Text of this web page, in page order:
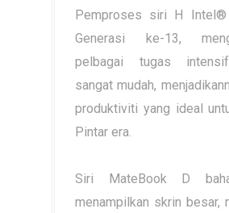
Pemproses siri H
Generasi ke-13,
pelbagai tugas
sangat mudah,
produktiviti yang ideal
Pintar era.
Siri MateBook D
menampilkan skrin besar,